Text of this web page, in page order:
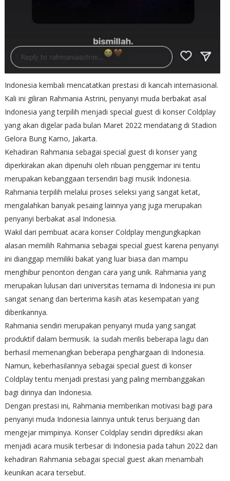
Indonesia kembali mencatatkan prestasi di kancah internasional.
Kali ini giliran Rahmania Astrini, penyanyi muda berbakat asal
Indonesia yang terpilih menjadi special guest di konser Coldplay
yang akan digelar pada bulan Maret 2022 mendatang di Stadion
Gelora Bung Karno, Jakarta.
Kehadiran Rahmania sebagai special guest di konser yang
diperkirakan akan dipenuhi oleh ribuan penggemar ini tentu
merupakan kebanggaan tersendiri bagi musik Indonesia.
Rahmania terpilih melalui proses seleksi yang sangat ketat,
mengalahkan banyak pesaing lainnya yang juga merupakan
penyanyi berbakat asal Indonesia.
Wakil dari pembuat acara konser Coldplay mengungkapkan
alasan memilih Rahmania sebagai special guest karena penyanyi
ini dianggap memiliki bakat yang luar biasa dan mampu
menghibur penonton dengan cara yang unik. Rahmania yang
merupakan lulusan dari universitas ternama di Indonesia ini pun
sangat senang dan berterima kasih atas kesempatan yang
diberikannya.
Rahmania sendiri merupakan penyanyi muda yang sangat
produktif dalam bermusik. Ia sudah merilis beberapa lagu dan
berhasil memenangkan beberapa penghargaan di Indonesia.
Namun, keberhasilannya sebagai special guest di konser
Coldplay tentu menjadi prestasi yang paling membanggakan
bagi dirinya dan Indonesia.
Dengan prestasi ini, Rahmania memberikan motivasi bagi para
penyanyi muda Indonesia lainnya untuk terus berjuang dan
mengejar mimpinya. Konser Coldplay sendiri diprediksi akan
menjadi acara musik terbesar di Indonesia pada tahun 2022 dan
kehadiran Rahmania sebagai special guest akan menambah
keunikan acara tersebut.